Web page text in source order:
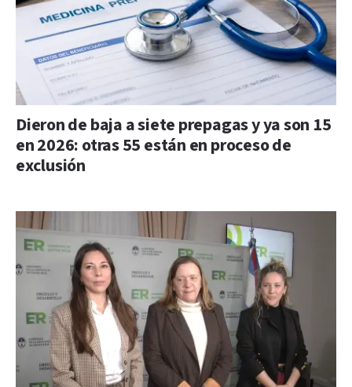
Dieron de baja a siete prepagas y ya son 15
en 2026: otras 55 están en proceso de
exclusión